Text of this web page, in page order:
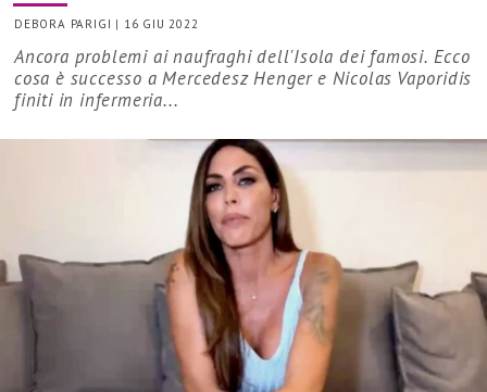
DEBORA PARIGI | 16 GIU 2022
Ancora problemi ai naufraghi dell'Isola dei famosi. Ecco
cosa è successo a Mercedesz Henger e Nicolas Vaporidis
finiti in infermeria...